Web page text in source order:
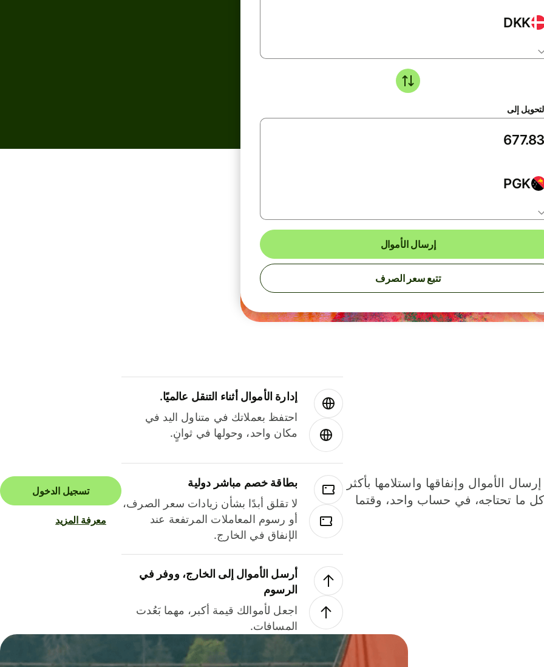
DKK
إلى
PGK
إرسال الأموال
تتبع سعر الصرف
الأموال وإنفاقها واستلامها بأكثر
كل ما تحتاجه، في حساب واحد، وقتما
إدارة الأموال أثناء التنقل عالميًا.
احتفظ بعملاتك في متناول اليد في
مكان واحد، وحولها في ثوانٍ.
بطاقة خصم مباشر دولية
لا تقلق أبدًا بشأن زيادات سعر الصرف،
أو رسوم المعاملات المرتفعة عند
الإنفاق في الخارج.
أرسل الأموال إلى الخارج، ووفر في
الرسوم
اجعل لأموالك قيمة أكبر، مهما بَعُدت
المسافات.
تسجيل الدخول
معرفة المزيد